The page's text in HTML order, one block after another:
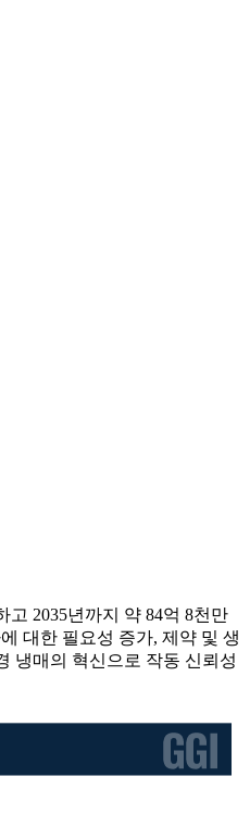
고 2035년까지 약 84억 8천만
대한 필요성 증가, 제약 및 생
냉매의 혁신으로 작동 신뢰성